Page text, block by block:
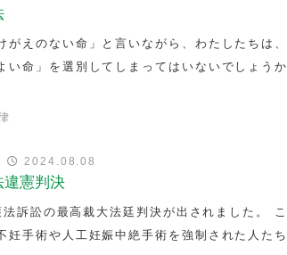
がえのない命」と言いながら、わたしたちは
い命」を選別してしまってはいないでしょう
2024.08.08
違憲判決
訴訟の最高裁大法廷判決が出されました。
妊手術や人工妊娠中絶手術を強制された人た